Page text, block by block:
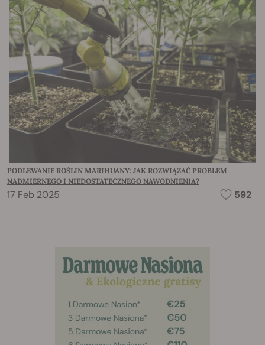
PODLEWANIE ROŚLIN MARIHUANY: JAK ROZWIĄZAĆ PROBLEM
NADMIERNEGO I NIEDOSTATECZNEGO NAWODNIENIA?
17 Feb 2025 592